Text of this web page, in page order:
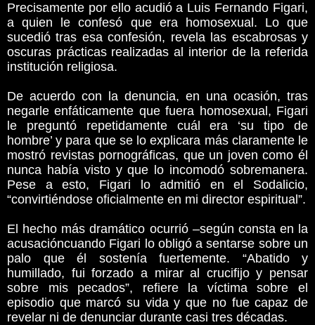
Precisamente por ello acudió a Luis Fernando Figari,
a quien le confesó que era homosexual. Lo que
sucedió tras esa confesión, revela las escabrosas y
oscuras prácticas realizadas al interior de la referida
institución religiosa.
De acuerdo con la denuncia, en una ocasión, tras
negarle enfáticamente que fuera homosexual, Figari
le preguntó repetidamente cuál era ‘su tipo de
hombre’ y para que se lo explicara más claramente le
mostró revistas pornográficas, que un joven como él
nunca había visto y que lo incomodó sobremanera.
Pese a esto, Figari lo admitió en el Sodalicio,
“convirtiéndose oficialmente en mi director espiritual”.
El hecho más dramático ocurrió –según consta en la
acusacióncuando Figari lo obligó a sentarse sobre un
palo que él sostenía fuertemente. “Abatido y
humillado, fui forzado a mirar al crucifijo y pensar
sobre mis pecados”, refiere la víctima sobre el
episodio que marcó su vida y que no fue capaz de
revelar ni de denunciar durante casi tres décadas.